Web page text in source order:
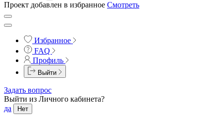
Проект добавлен в избранное Смотреть
Избранное
FAQ
Профиль
Выйти
Задать вопрос
Выйти из Личного кабинета?
да
Нет